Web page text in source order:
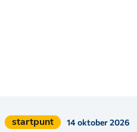
Geplaatst
startpunt 14 oktober 2026